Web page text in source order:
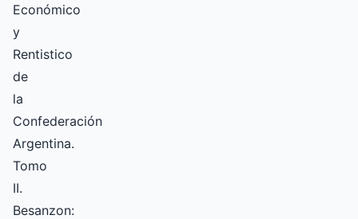
Económico
y
Rentistico
de
la
Confederación
Argentina.
Tomo
II.
Besanzon: